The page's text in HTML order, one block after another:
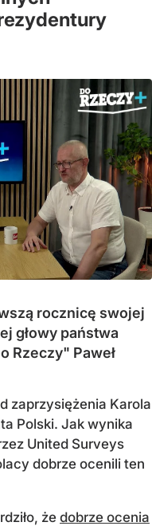
rocznicę swojej
głowy państwa
Rzeczy" Paweł
zaprzysiężenia Karola
Polski. Jak wynika
United Surveys
dobrze ocenili ten
że dobrze ocenia